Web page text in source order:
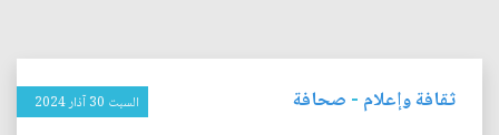
ثقافة وإعلام - صحافة السبت 30 آذار 2024